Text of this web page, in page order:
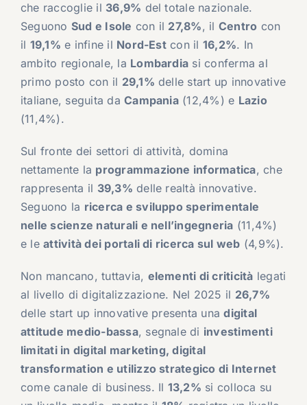
che raccoglie il 36,9% del totale nazionale.
Seguono Sud e Isole con il 27,8%, il Centro con
il 19,1% e infine il Nord-Estcon il 16,2%. In
ambito regionale, la Lombardia si conferma al
primo posto con il 29,1% delle start up innovative
italiane, seguita daCampania(12,4%) e Lazio
(11,4%).
Sul fronte dei settori di attività, domina
nettamente la programmazione informatica, che
rappresenta il 39,3% delle realtà innovative.
Seguono la ricerca e sviluppo sperimentale
nelle scienze naturali e nell’ingegneria (11,4%)
e leattività dei portali di ricerca sul web (4,9%).
Non mancano, tuttavia, elementi di criticità legati
al livello di digitalizzazione. Nel 2025 il 26,7%
delle start up innovative presenta unadigital
attitude medio-bassa, segnale di investimenti
limitati in digital marketing, digital
transformation e utilizzo strategico di Internet
come canale di business. Il 13,2% si colloca su